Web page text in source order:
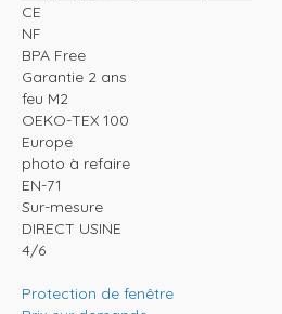
CE
NF
BPA Free
Garantie 2 ans
feu M2
OEKO-TEX 100
Europe
photo à refaire
EN-71
Sur-mesure
DIRECT USINE
4/6
Protection de fenêtre